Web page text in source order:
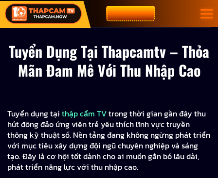
Bỏ
qua
nội
CƯỢC NGAY
Tuyển Dụng Tại Thapcamtv – Thỏa
Mãn Đam Mê Với Thu Nhập Cao
Tuyển dụng tại thập cẩm TVtrong thời gian gần đây thu
hút đông đảo ứng viên trẻ yêu thích lĩnh vực truyền
thông kỹ thuật số. Nền tảng đang không ngừng phát triển
với mục tiêu xây dựng đội ngũ chuyên nghiệp và sáng
tạo. Đây là cơ hội tốt dành cho ai muốn gắn bó lâu dài,
phát triển năng lực với thu nhập cao.